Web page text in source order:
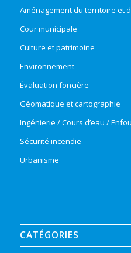
Aménagement du territoire et
Cour municipale
Culture et patrimoine
Environnement
Évaluation foncière
Géomatique et cartographie
Ingénierie / Cours d’eau /
Sécurité incendie
Urbanisme
CATÉGORIES